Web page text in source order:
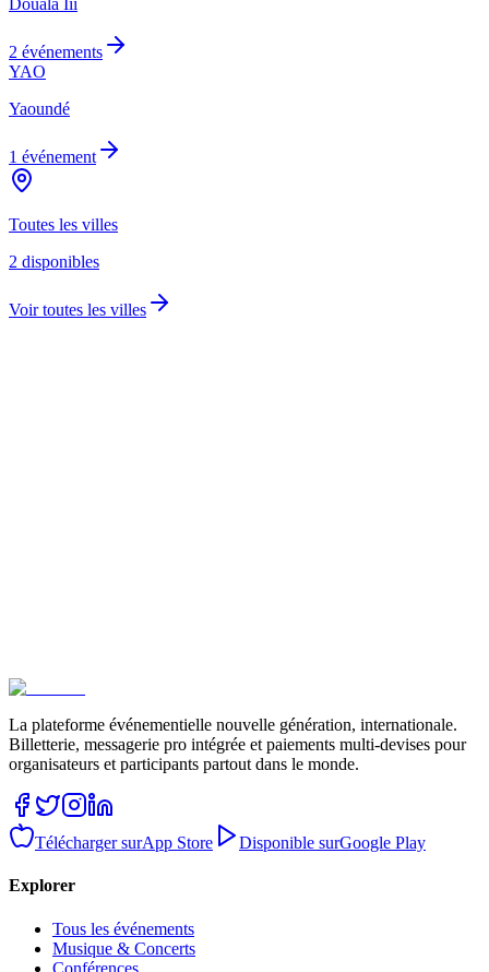
2 événements
YAO
Yaoundé
1 événement
Toutes les villes
2 disponibles
Voir toutes les villes
La plateforme événementielle nouvelle génération, internationale.
Billetterie, messagerie pro intégrée et paiements multi-devises pour
organisateurs et participants partout dans le monde.
Télécharger surApp Store Disponible surGoogle Play
Explorer
Tous les événements
Musique & Concerts
Conférences